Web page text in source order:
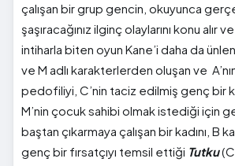
çalışan bir grup gencin, okuyunca
şaşıracağınız ilginç olaylarını konu alır
intiharla biten oyun Kane’i daha da
ve M adlı karakterlerden oluşan ve
pedofiliyi, C’nin taciz edilmiş genç bir
M’nin çocuk sahibi olmak istediği için
baştan çıkarmaya çalışan bir kadını, B
genç bir fırsatçıyı temsil ettiği Tutku